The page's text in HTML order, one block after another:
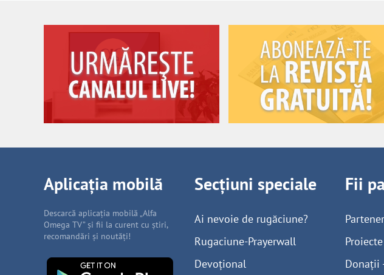
Aplicația mobilă
Descarcă aplicația mobilă „Alfa
Omega TV” și fii la curent cu știri,
recomandări și noutăți!
Secțiuni speciale
Ai nevoie de rugăciune?
Rugaciune-Prayerwall
Devoțional
Fii
Donații